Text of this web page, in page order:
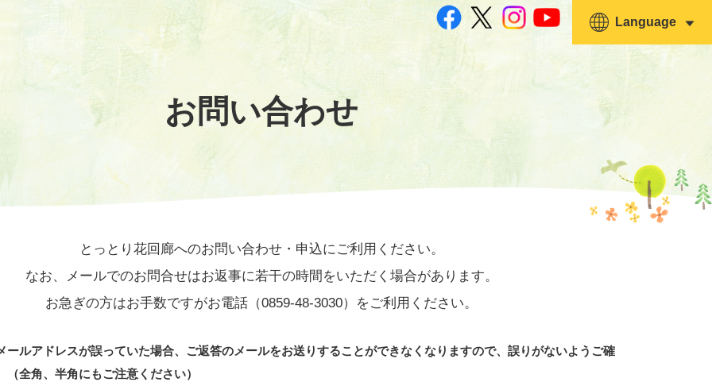
お問い合わせ
Language
とっとり花回廊へのお問い合わせ・申込にご利用ください。
なお、メールでのお問合せはお返事に若干の時間をいただく場合があります。
お急ぎの方はお手数ですがお電話（0859-48-3030）をご利用ください。
ルアドレスが誤っていた場合、ご返答のメールをお送りすることができなくなりますので、誤りがないようご確
（全角、半角にもご注意ください）